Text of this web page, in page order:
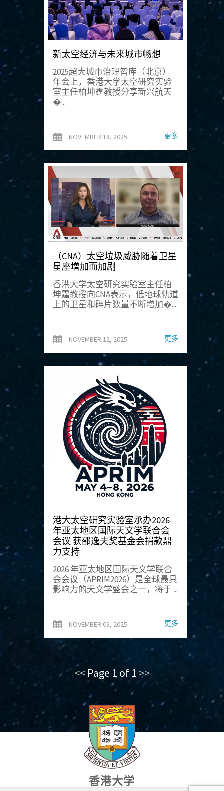
新太空经济与未来城市畅想
2025超大城市治理智库（北京）
年会上，香港大学太空研究实验
室主任柏坤霆教授分享新兴航天
�...
NOVEMBER 18, 2025 更多
（CNA）太空垃圾威胁随着卫星
星座增加而加剧
香港大学太空研究实验室主任柏
坤霆教授向CNA表示，低地球轨道
上的卫星和碎片数量不断增加�...
NOVEMBER 12, 2025 更多
港大太空研究实验室承办2026
年亚太地区国际天文学联合会
会议 获邵逸夫奖基金会捐款鼎
力支持
2026 年亚太地区国际天文学联合
会会议（APRIM2026）是全球最具
影响力的天文学盛会之一，将于 ...
NOVEMBER 03, 2025 更多
<<Page 1 of 1 >>
香港大学